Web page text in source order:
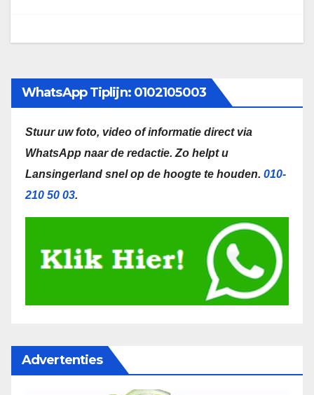
WhatsApp Tiplijn: 0102105003
Stuur uw foto, video of informatie direct via
WhatsApp naar de redactie. Zo helpt u
Lansingerland snel op de hoogte te houden. 010-
210 50 03.
Advertenties